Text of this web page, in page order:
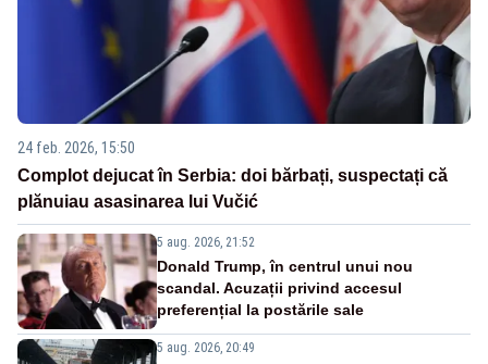
24 feb. 2026, 15:50
Complot dejucat în Serbia: doi bărbați, suspectați că
plănuiau asasinarea lui Vučić
5 aug. 2026, 21:52
Donald Trump, în centrul unui nou
scandal. Acuzații privind accesul
preferențial la postările sale
5 aug. 2026, 20:49